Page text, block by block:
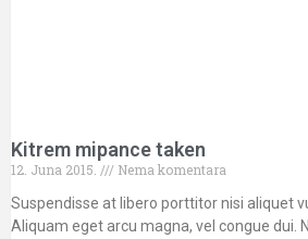
Kitrem mipance taken
12. Juna 2015.
Nema komentara
Suspendisse at libero porttitor nisi aliquet
Aliquam eget arcu magna, vel congue dui.